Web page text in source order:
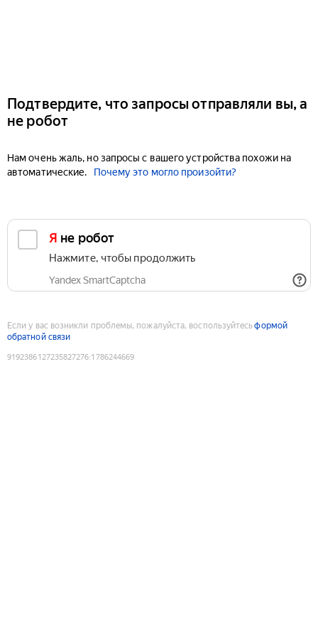
Подтвердите, что запросы отправляли вы, а
не робот
Нам очень жаль, но запросы с вашего устройства похожи на
автоматические.
Почему это могло произойти?
Я не робот
Нажмите, чтобы продолжить
Yandex SmartCaptcha
Если у вас возникли проблемы, пожалуйста, воспользуйтесьформой
обратной связи
9192386127235827276:1786244669